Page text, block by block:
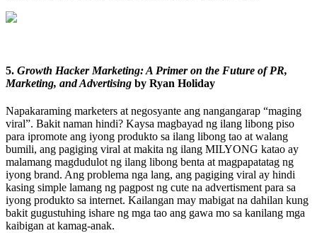
5. Growth Hacker Marketing: A Primer on the Future of PR,
Marketing, and Advertising by Ryan Holiday
Napakaraming marketers at negosyante ang nangangarap “maging
viral”. Bakit naman hindi? Kaysa magbayad ng ilang libong piso
para ipromote ang iyong produkto sa ilang libong tao at walang
bumili, ang pagiging viral at makita ng ilang MILYONG katao ay
malamang magdudulot ng ilang libong benta at magpapatatag ng
iyong brand. Ang problema nga lang, ang pagiging viral ay hindi
kasing simple lamang ng pagpost ng cute na advertisment para sa
iyong produkto sa internet. Kailangan may mabigat na dahilan kung
bakit gugustuhing ishare ng mga tao ang gawa mo sa kanilang mga
kaibigan at kamag-anak.